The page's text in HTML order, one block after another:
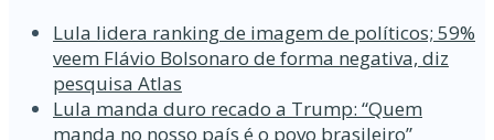
Lula lidera ranking de imagem de políticos; 59%
veem Flávio Bolsonaro de forma negativa, diz
pesquisa Atlas
Lula manda duro recado a Trump: “Quem
manda no nosso país é o povo brasileiro”